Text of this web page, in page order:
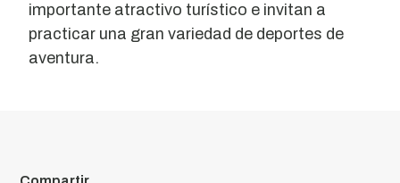
importante atractivo turístico e invitan a
practicar una gran variedad de deportes de
aventura.